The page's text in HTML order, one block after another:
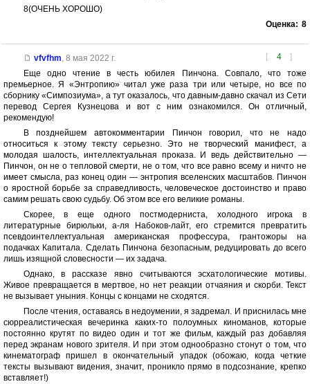
8(ОЧЕНЬ ХОРОШО)
Оценка: 8
[ 4 ]
vfvfhm, 8 мая 2022 г.
Еще одно чтение в честь юбилея Пинчона. Совпало, что тоже
премьерное. Я «Энтропию» читал уже раза три или четыре, но все по
сборнику «Симпозиума», а тут оказалось, что давным-давно скачал из Сети
перевод Сергея Кузнецова и вот с ним ознакомился. Он отличный,
рекомендую!
В позднейшем автокомментарии Пинчон говорил, что не надо
относиться к этому тексту серьезно. Это не творческий манифест, а
молодая шалость, интеллектуальная проказа. И ведь действительно —
Пинчон, он не о тепловой смерти, не о том, что все равно всему и ничто не
имеет смысла, раз конец один — энтропия вселенских масштабов. Пинчон
о яростной борьбе за справедливость, человеческое достоинство и право
самим решать свою судьбу. Об этом все его великие романы.
Скорее, в еще одного постмодерниста, холодного игрока в
литературные бирюльки, а-ля Набоков-лайт, его стремится превратить
псевдоинтеллектуальная американская профессура, грантожоры на
подачках Капитала. Сделать Пинчона безопасным, редуцировать до всего
лишь изящной словесности — их задача.
Однако, в рассказе явно считываются эсхатологические мотивы.
Живое превращается в мертвое, но нет реакции отчаяния и скорби. Текст
не вызывает уныния. Концы с концами не сходятся.
После чтения, оставаясь в недоумении, я задремал. И приснилась мне
сюрреалистическая вечеринка каких-то полоумных киноманов, которые
постоянно крутят по видео один и тот же фильм, каждый раз добавляя
перед экранам нового зрителя. И при этом однообразно стонут о том, что
кинематограф пришел в окончательный упадок (обожаю, когда четкие
тексты вызывают видения, значит, проникло прямо в подсознание, крепко
вставляет!)